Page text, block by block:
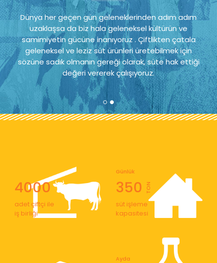
Dünya her geçen gün geleneklerinden adım adım
uzaklaşsa da biz hala geleneksel kültürün ve
samimiyetin gücüne inanıyoruz . Çiftlikten çatala
geleneksel ve leziz süt ürünleri üretebilmek için
sözüne sadık olmanın gereği olarak, süte hak ettiği
değeri vererek çalışıyoruz.
4000
adet çiftçi ile
iş birliği
350
Günlük
TON
süt işleme
kapasitesi
Ayda